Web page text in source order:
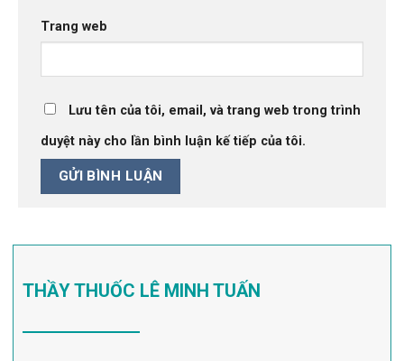
Trang web
Lưu tên của tôi, email, và trang web trong trình
duyệt này cho lần bình luận kế tiếp của tôi.
THẦY THUỐC LÊ MINH TUẤN